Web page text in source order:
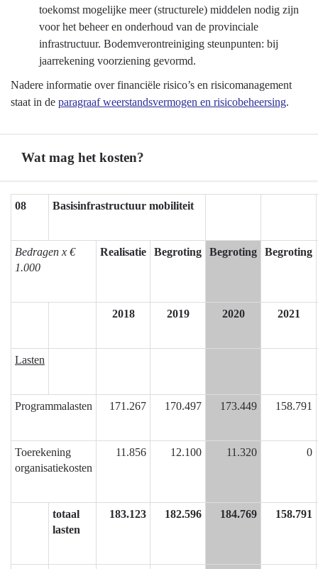
Basisinfrastructuur
mobiliteit
Ontwikkelingen
toekomst mogelijke meer (structurele) middelen nodig zijn
voor het beheer en onderhoud van de provinciale
infrastructuur. Bodemverontreiniging steunpunten: bij
jaarrekening voorziening gevormd.
Nadere informatie over financiële risico’s en risicomanagement
staat in de paragraaf weerstandsvermogen en risicobeheersing.
Wat mag het kosten?
Terug
Programma
Basisinfrastructuur
Wat
kosten?
08 Basisinfrastructuur mobiliteit
Bedragen x €
1.000
Realisatie Begroting Begroting Begroting
2018 2019 2020 2021
Lasten
Programmalasten 171.267 170.497 173.449 158.791
Toerekening
organisatiekosten
11.856 12.100 11.320 0
totaal
lasten
183.123 182.596 184.769 158.791